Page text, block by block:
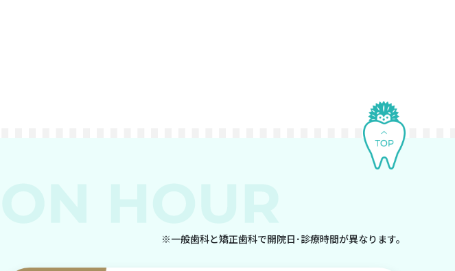
※一般歯科と矯正歯科で開院日･診療時間が異なります。